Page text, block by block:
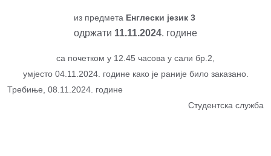
из предмета Енглески језик 3
одржати 11.11.2024. године
са почетком у 12.45 часова у сали бр.2,
умјесто 04.11.2024. године како је раније било заказано.
Требиње, 08.11.2024. године
Студентска служба